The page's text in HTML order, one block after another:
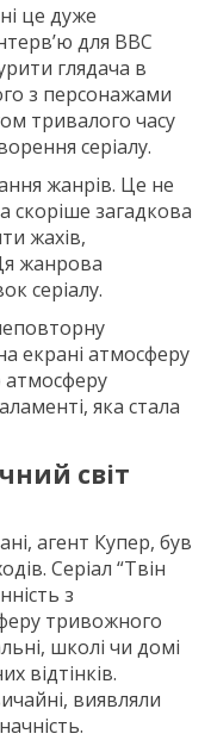
це дуже
для BBC
глядача в
з персонажами
тривалого часу
серіалу.
жанрів. Це не
скоріше загадкова
жахів,
жанрова
серіалу.
екрані атмосферу
атмосферу
яка стала
світ
агент Купер, був
Серіал “Твін
з
тривожного
школі чи домі
відтінків.
виявляли